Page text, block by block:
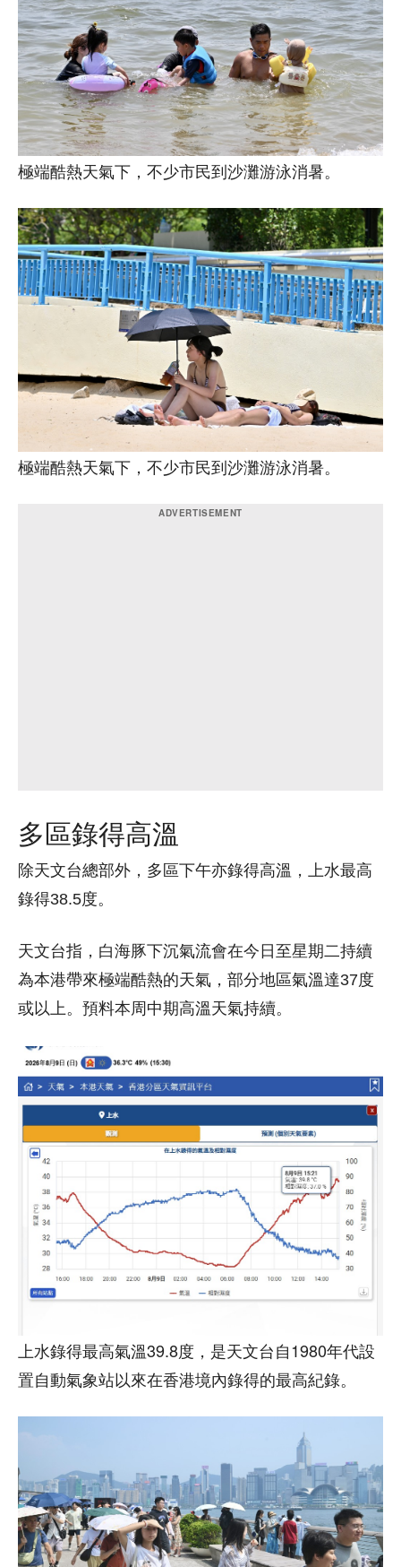
極端酷熱天氣下，不少市民到沙灘游泳消暑。
極端酷熱天氣下，不少市民到沙灘游泳消暑。
多區錄得高溫
除天文台總部外，多區下午亦錄得高溫，上水最高
錄得38.5度。
天文台指，白海豚下沉氣流會在今日至星期二持續
為本港帶來極端酷熱的天氣，部分地區氣溫達37度
或以上。預料本周中期高溫天氣持續。
上水錄得最高氣溫39.8度，是天文台自1980年代設
置自動氣象站以來在香港境內錄得的最高紀錄。